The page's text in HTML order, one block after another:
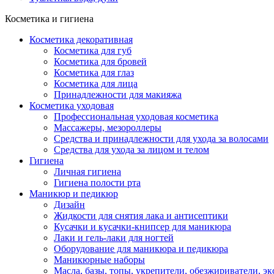
Косметика и гигиена
Косметика декоративная
Косметика для губ
Косметика для бровей
Косметика для глаз
Косметика для лица
Принадлежности для макияжа
Косметика уходовая
Профессиональная уходовая косметика
Массажеры, мезороллеры
Средства и принадлежности для ухода за волосами
Средства для ухода за лицом и телом
Гигиена
Личная гигиена
Гигиена полости рта
Маникюр и педикюр
Дизайн
Жидкости для снятия лака и антисептики
Кусачки и кусачки-книпсер для маникюра
Лаки и гель-лаки для ногтей
Оборудование для маникюра и педикюра
Маникюрные наборы
Масла, базы, топы, укрепители, обезжириватели,